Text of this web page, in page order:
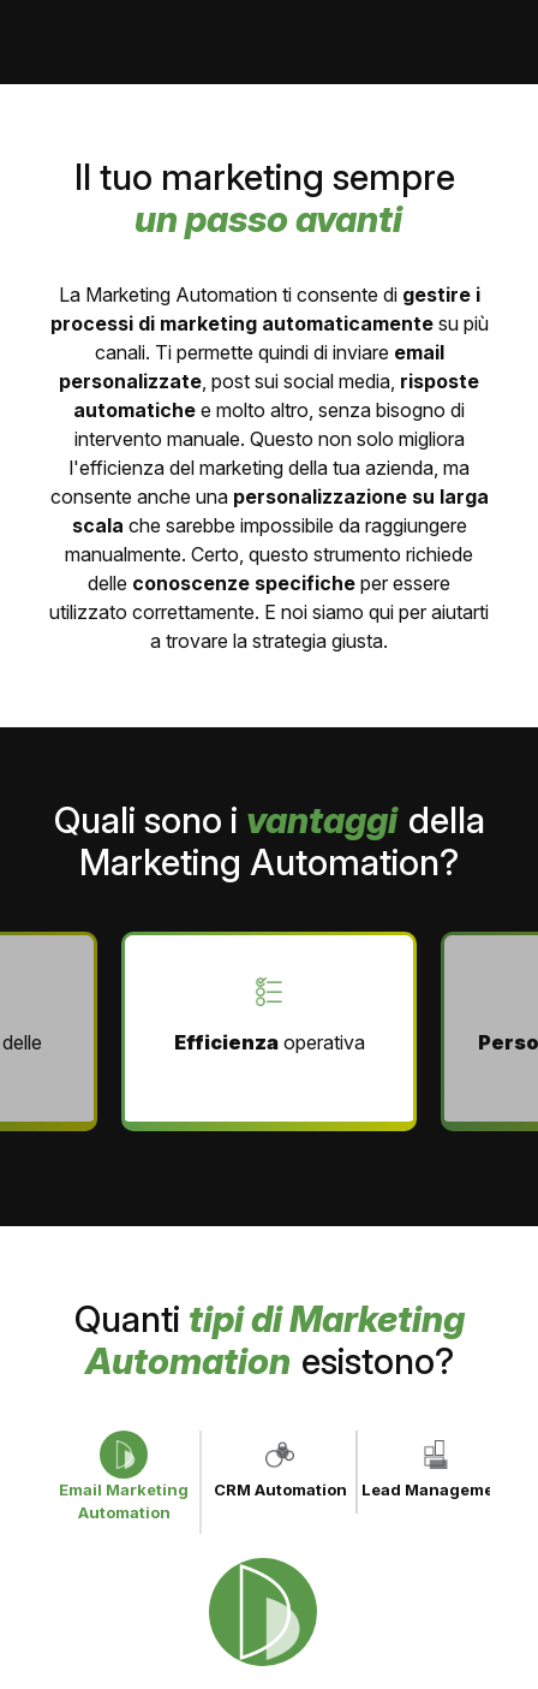
Il tuo marketing sempre
un passo avanti
La Marketing Automation ti consente di gestire i
processi di marketing automaticamente su più
canali. Ti permette quindi di inviare email
personalizzate, post sui social media, risposte
automatiche e molto altro, senza bisogno di
intervento manuale. Questo non solo migliora
l'efficienza del marketing della tua azienda, ma
consente anche una personalizzazione su larga
scala che sarebbe impossibile da raggiungere
manualmente. Certo, questo strumento richiede
delle conoscenze specifiche per essere
utilizzato correttamente. E noi siamo qui per aiutarti
a trovare la strategia giusta.
Quali sono i vantaggi della
Marketing Automation?
Efficienzaoperativa
Quanti tipi di Marketing
Automation esistono?
Email Marketing
Automation
CRM Automation Lead Management